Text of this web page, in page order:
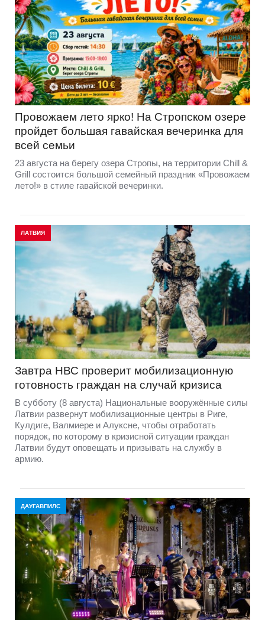
Провожаем лето ярко! На Стропском озере
пройдет большая гавайская вечеринка для
всей семьи
23 августа на берегу озера Стропы, на территории Chill &
Grill состоится большой семейный праздник «Провожаем
лето!» в стиле гавайской вечеринки.
ЛАТВИЯ
Завтра НВС проверит мобилизационную
готовность граждан на случай кризиса
В субботу (8 августа) Национальные вооружённые силы
Латвии развернут мобилизационные центры в Риге,
Кулдиге, Валмиере и Алуксне, чтобы отработать
порядок, по которому в кризисной ситуации граждан
Латвии будут оповещать и призывать на службу в
армию.
ДАУГАВПИЛС